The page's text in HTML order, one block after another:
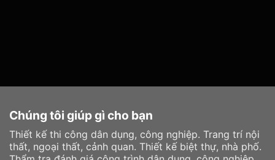
Chúng tôi giúp gì cho bạn
Thiết kế thi công dân dụng, công nghiệp. Trang trí nội
thất, ngoại thất, cảnh quan. Thiết kế biệt thự, nhà phố.